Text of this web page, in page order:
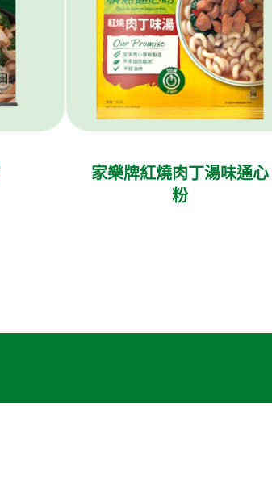
家樂牌紅燒肉丁湯味通心
粉